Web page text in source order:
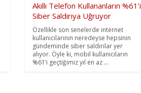
Akıllı Telefon Kullananların %61’i
Siber Saldırıya Uğruyor
Özellikle son senelerde internet
kullanıcılarının neredeyse hepsinin
gündeminde siber saldırılar yer
alıyor. Öyle ki, mobil kullanıcıların
%61’i geçtiğimiz yıl en az ...